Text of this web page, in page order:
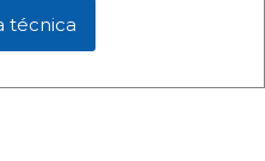
técnica